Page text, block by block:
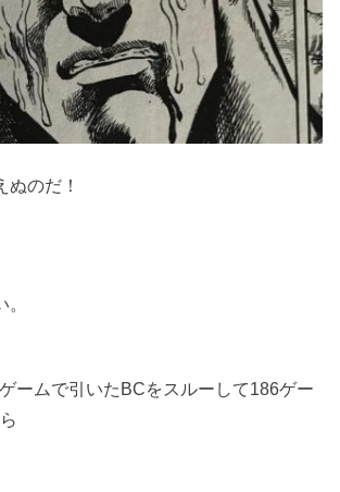
ぬのだ！
ームで引いたBCをスルーして186ゲー